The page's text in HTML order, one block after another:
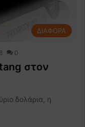
ΔΙΑΦΟΡΑ
0
στον
δολάρια, η